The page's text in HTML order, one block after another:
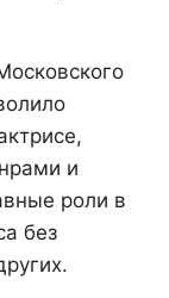
и
роли в
без